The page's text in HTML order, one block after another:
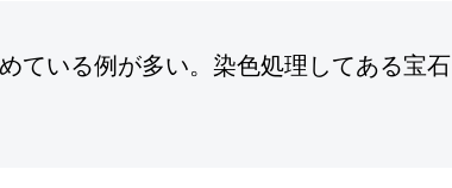
ている例が多い。染色処理してある宝石